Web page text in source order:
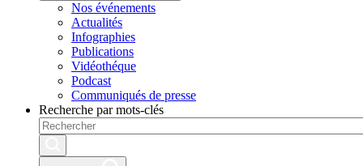
Nos événements
Actualités
Infographies
Publications
Vidéothéque
Podcast
Communiqués de presse
Recherche par mots-clés